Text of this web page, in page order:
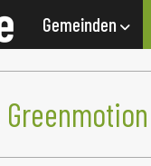
Gemeinden
Greenmotion